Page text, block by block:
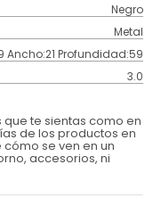
Negro
Metal
Ancho:21 Profundidad:59
3.0
que te sientas como en
de los productos en
se ven en un
accesorios, ni